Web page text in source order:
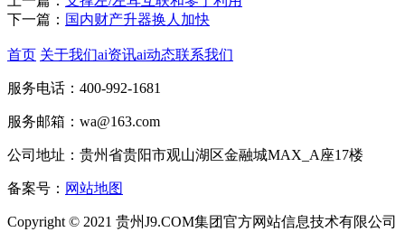
下一篇： 国内财产升器换人加快
首页 关于我们ai资讯ai动态联系我们
服务电话：400-992-1681
服务邮箱：wa@163.com
公司地址：贵州省贵阳市观山湖区金融城MAX_A座17楼
备案号： 网站地图
Copyright © 2021 贵州J9.COM集团官方网站信息技术有限公司